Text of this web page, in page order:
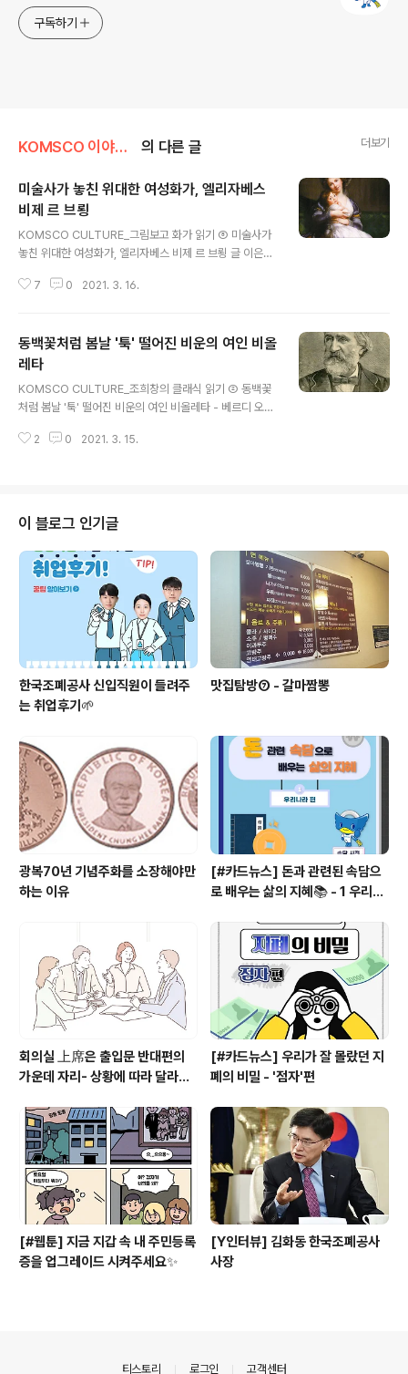
구독하기
KOMSCO 이야기/화폐와 행복(사보) 의 다른 글 더보기
미술사가 놓친 위대한 여성화가, 엘리자베스
비제 르 브룅
KOMSCO CULTURE_그림보고 화가 읽기 ⑧ 미술사가
놓친 위대한 여성화가, 엘리자베스 비제 르 브룅 글 이은화
술사 책을 한 번쯤 읽어본 사람이라면 가질만한 질문이다.
그것도 1994년에 추가된 것이고, 1950년 출간된 초판에
는 단 한 명도 없었다. 렘브란트나 루벤스처럼 생전에 부와
명성을 누린 위대한 여성미술가는 정말 없었을까? 엘리자
베스 비제 르 브룅(Elisabeth Louise Vigee-Le Brun)
이라면 “여기 있어요. 제가 딱 그랬어요”라고 답할 것 같다.
18세기말 프랑스의 궁정화가였던 르 브룅은 유럽 여러 도
7 0 2021. 3. 16.
동백꽃처럼 봄날 '툭' 떨어진 비운의 여인 비올
레타
KOMSCO CULTURE_조희창의 클래식 읽기 ② 동백꽃
처럼 봄날 '툭' 떨어진 비운의 여인 비올레타 - 베르디 오페
람 불어 설운 날에 말이에요. 동백꽃을 보신 적이 있나요?
어오면 동백은 이별을 준비한다. 동백은 봄의 옷자락을 잡
고 흐느끼지 조차 않는다. 그저 ‘툭’하고 떨어질 뿐이다. 봄
의 전령사라기보다는 봄의 순교자 같다. 서양에서도 동백
은 불타는 사랑의 상징이다. 프랑스의 명품 샤넬의 상징도
‘까멜리아’(camelia), 동백꽃이다. 그리고 베르디의 걸작
2 0 2021. 3. 15.
이 블로그 인기글
한국조폐공사 신입직원이 들려주
는 취업후기🌱
맛집탐방⑦ - 갈마짬뽕
광복70년 기념주화를 소장해야만
하는 이유
[#카드뉴스] 돈과 관련된 속담으
로 배우는 삶의 지혜📚 - 1 우리나
회의실 上席은 출입문 반대편의
가운데 자리- 상황에 따라 달라지
[#카드뉴스] 우리가 잘 몰랐던 지
폐의 비밀 - '점자'편
[#웹툰] 지금 지갑 속 내 주민등록
증을 업그레이드 시켜주세요✨
[Y인터뷰] 김화동 한국조폐공사
사장
티스토리 로그인 고객센터